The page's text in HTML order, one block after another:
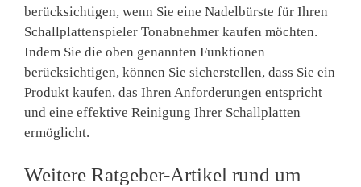
berücksichtigen, wenn Sie eine Nadelbürste für Ihren
Schallplattenspieler Tonabnehmer kaufen möchten.
Indem Sie die oben genannten Funktionen
berücksichtigen, können Sie sicherstellen, dass Sie ein
Produkt kaufen, das Ihren Anforderungen entspricht
und eine effektive Reinigung Ihrer Schallplatten
ermöglicht.
Weitere Ratgeber-Artikel rund um